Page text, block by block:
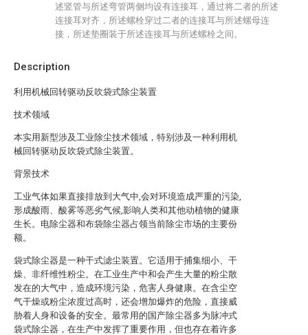
Description
利用机械回转驱动反吹袋式除尘装置
技术领域
本实用新型涉及工业除尘技术领域，特别涉及一种利用机
械回转驱动反吹袋式除尘装置。
背景技术
工业气体如果直接排放到大气中,会对环境造成严重的污染,
形成酸雨、酸雾等恶劣气候,影响人类和其他动植物的健康
生长。电除尘器和布袋除尘器占领当前除尘市场的主要份
额。
袋式除尘器是一种干式滤尘装置。它适用于捕集细小、干
燥、非纤维性粉尘。在工业生产中和会产生大量的粉尘散
发在的大气中，造成环境污染，危害人身健康。在含尘空
气干燥或粉尘浓度过高时，还会增加爆炸的危险，直接威
胁着人身和设备的安全。最常用的国产除尘器多为脉冲式
袋式除尘器，在生产中发挥了重要作用，但也存在着许多
述竖管与所述弯管两侧均设有连接耳，通过将二者的所述
连接耳对齐，所述螺栓穿过二者的连接耳与所述螺母连
接，所述垫圈装于所述连接耳与所述螺栓之间。